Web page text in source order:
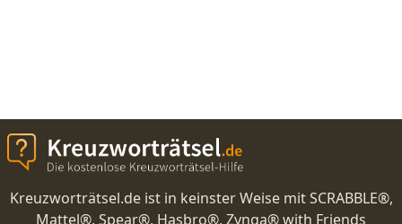
Kreuzworträtsel.de ist in keinster Weise mit SCRABBLE®,
Mattel®, Spear®, Hasbro®, Zynga® with Friends